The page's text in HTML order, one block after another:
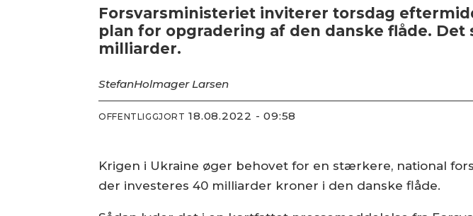
Forsvarsministeriet inviterer torsdag
plan for opgradering af den danske flåde.
milliarder.
StefanHolmager Larsen
OFFENTLIGGJORT 18.08.2022 - 09:58
Krigen i Ukraine øger behovet for en stærkere, national
der investeres 40 milliarder kroner i den danske flåde.